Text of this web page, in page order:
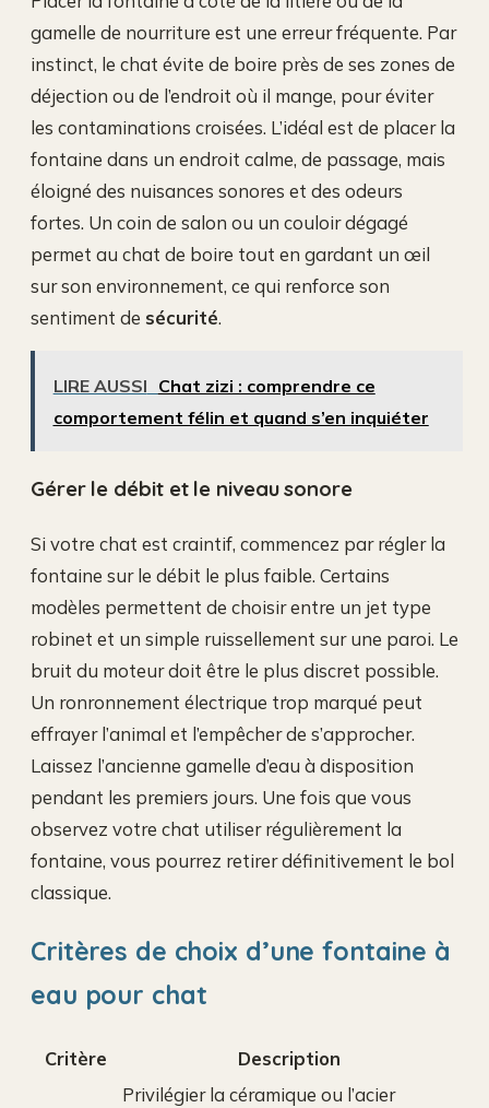
gamelle de nourriture est une erreur fréquente. Par
instinct, le chat évite de boire près de ses zones de
déjection ou de l’endroit où il mange, pour éviter
les contaminations croisées. L’idéal est de placer la
fontaine dans un endroit calme, de passage, mais
éloigné des nuisances sonores et des odeurs
fortes. Un coin de salon ou un couloir dégagé
permet au chat de boire tout en gardant un œil
sur son environnement, ce qui renforce son
sentiment de sécurité.
LIRE AUSSI Chat zizi : comprendre ce
comportement félin et quand s’en inquiéter
Gérer le débit et le niveau sonore
Si votre chat est craintif, commencez par régler la
fontaine sur le débit le plus faible. Certains
modèles permettent de choisir entre un jet type
robinet et un simple ruissellement sur une paroi. Le
bruit du moteur doit être le plus discret possible.
Un ronronnement électrique trop marqué peut
effrayer l’animal et l’empêcher de s’approcher.
Laissez l’ancienne gamelle d’eau à disposition
pendant les premiers jours. Une fois que vous
observez votre chat utiliser régulièrement la
fontaine, vous pourrez retirer définitivement le bol
classique.
Critères de choix d’une fontaine à
eau pour chat
Critère Description
Privilégier la céramique ou l’acier